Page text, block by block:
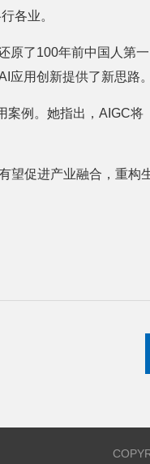
各业。
原了100年前中国人第一
用创新提供了新思路。
案例。她指出，AIGC将
望促进产业融合，重构